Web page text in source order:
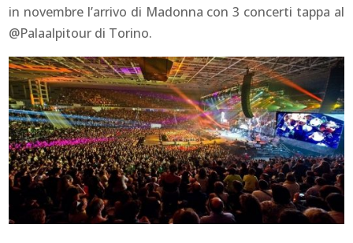
in novembre l’arrivo di Madonna con 3 concerti tappa al
@Palaalpitour di Torino.